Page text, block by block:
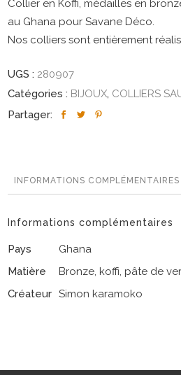
Collier en Koffi, médailles en
au Ghana pour Savane Déco.
Nos colliers sont entièrement
UGS : 280907
Catégories : BIJOUX, COLLIERS
Partager:
INFORMATIONS COMPLÉMENTAIRES
Informations complémentaires
Pays
Ghana
Matière
Bronze, koffi, pâte de
Créateur Simon karamoko